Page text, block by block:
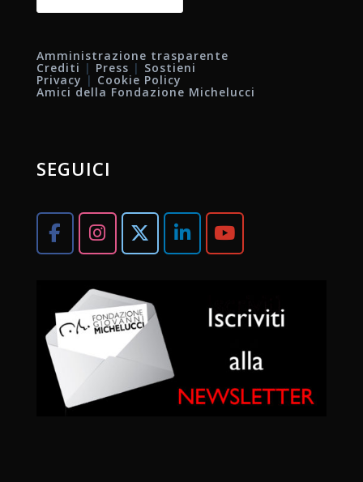
Amministrazione trasparente
Crediti | Press | Sostieni
Privacy | Cookie Policy
Amici della Fondazione Michelucci
SEGUICI